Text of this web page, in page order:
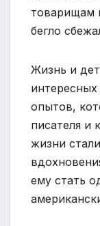
товарищам
бегло
Жизнь и
опытов,
писателя и
жизни
ему стать